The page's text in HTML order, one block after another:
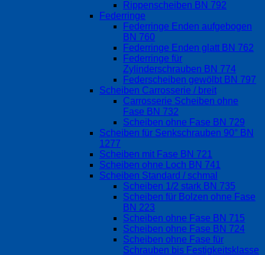
Rippenscheiben BN 792
Federringe
Federringe Enden aufgebogen
BN 760
Federringe Enden glatt BN 762
Federringe für
Zylinderschrauben BN 774
Federscheiben gewölbt BN 797
Scheiben Carrosserie / breit
Carrosserie Scheiben ohne
Fase BN 732
Scheiben ohne Fase BN 729
Scheiben für Senkschrauben 90° BN
1277
Scheiben mit Fase BN 721
Scheiben ohne Loch BN 741
Scheiben Standard / schmal
Scheiben 1/2 stark BN 735
Scheiben für Bolzen ohne Fase
BN 223
Scheiben ohne Fase BN 715
Scheiben ohne Fase BN 724
Scheiben ohne Fase für
Schrauben bis Festigkeitsklasse